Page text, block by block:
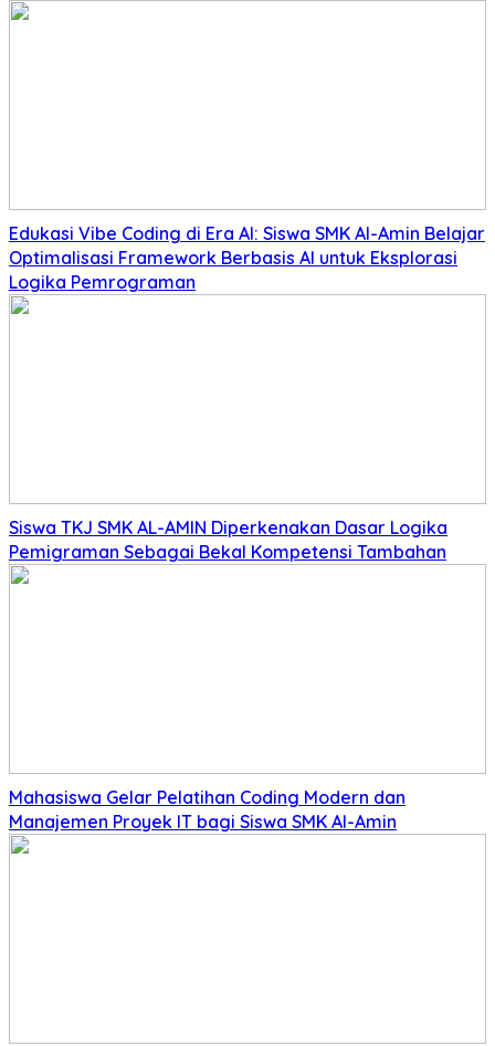
Edukasi Vibe Coding di Era AI: Siswa SMK Al-Amin Belajar
Optimalisasi Framework Berbasis AI untuk Eksplorasi
Logika Pemrograman
Siswa TKJ SMK AL-AMIN Diperkenakan Dasar Logika
Pemigraman Sebagai Bekal Kompetensi Tambahan
Mahasiswa Gelar Pelatihan Coding Modern dan
Manajemen Proyek IT bagi Siswa SMK Al-Amin